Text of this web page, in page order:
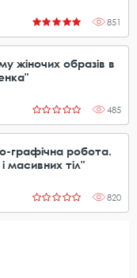
851
жіночих образів в
485
графічна робота.
масивних тіл"
820